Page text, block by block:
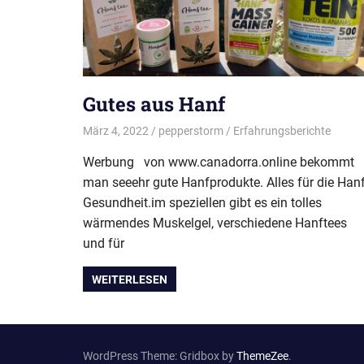
Gutes aus Hanf
März 4, 2022 pepperstorm Erfahrungsberichte
Werbung von www.canadorra.online bekommt
man seeehr gute Hanfprodukte. Alles für die
Gesundheit.im speziellen gibt es ein tolles
wärmendes Muskelgel, verschiedene Hanftees
und für
WEITERLESEN
WordPress Theme: Gridbox byThemeZee.